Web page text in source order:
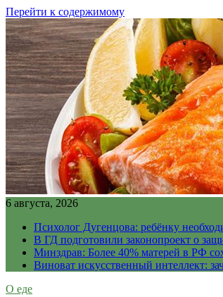
Перейти к содержимому
6 августа, 2026
Психолог Дугенцова: ребёнку
В ГД подготовили законопроект о
Минздрав: Более 40% матерей в РФ
Виноват искусственный интеллект:
О еде